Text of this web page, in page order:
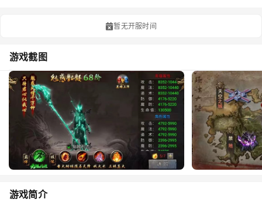
暂无开服时间
游戏截图
游戏简介